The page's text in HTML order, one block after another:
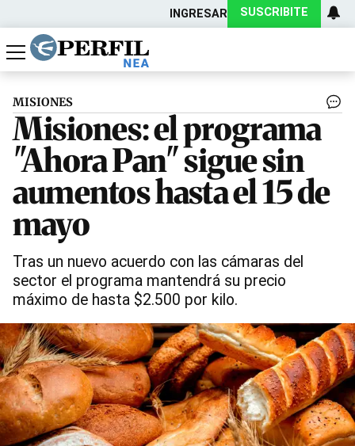
INGRESAR SUSCRIBITE
Política
Economía
Actualidad
MISIONES
Misiones: el programa
"Ahora Pan" sigue sin
aumentos hasta el 15 de
mayo
Tras un nuevo acuerdo con las cámaras del
sector el programa mantendrá su precio
máximo de hasta $2.500 por kilo.